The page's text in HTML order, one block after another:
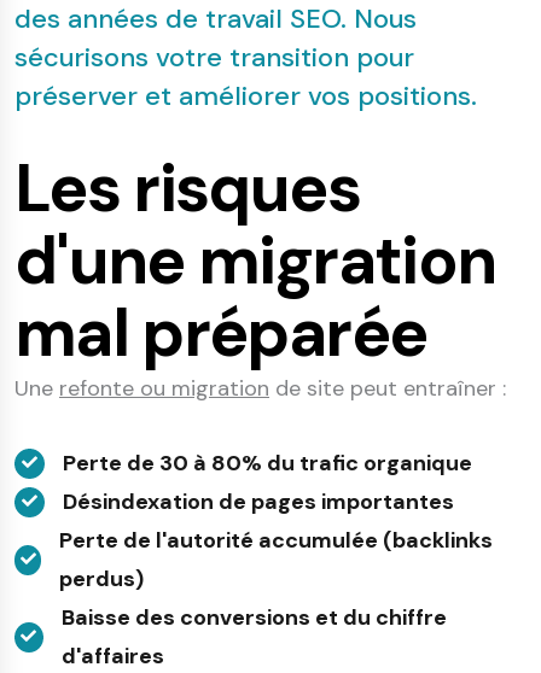
des années de travail SEO. Nous
sécurisons votre transition pour
préserver et améliorer vos positions.
Les risques
d'une migration
mal préparée
Une refonte ou migration de site peut entraîner :
Perte de 30 à 80% du trafic organique
Désindexation de pages importantes
Perte de l'autorité accumulée (backlinks
perdus)
Baisse des conversions et du chiffre
d'affaires